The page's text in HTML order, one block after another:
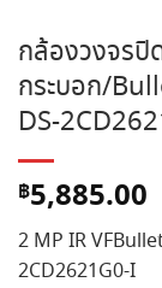
กล้องวงจรปิ
กระบอก/
DS-
฿5,885.00
2 MP IR
2CD2621G0-I